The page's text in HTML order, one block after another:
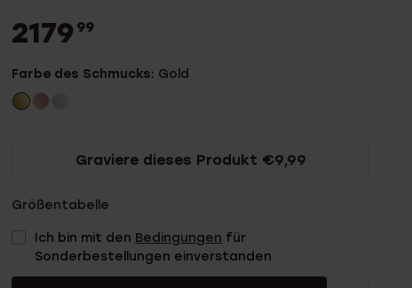
2179 99
Farbe des Schmucks: Gold
Graviere dieses Produkt €9,99
Größentabelle
Ich bin mit den Bedingungen für
Sonderbestellungen einverstanden